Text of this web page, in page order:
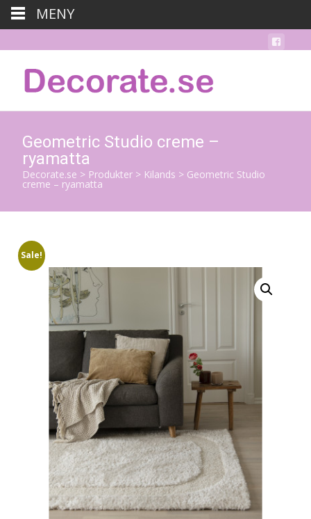
Geometric Studio creme –
ryamatta
Decorate.se > Produkter > Kilands > Geometric Studio
creme – ryamatta
Sale!
MENY